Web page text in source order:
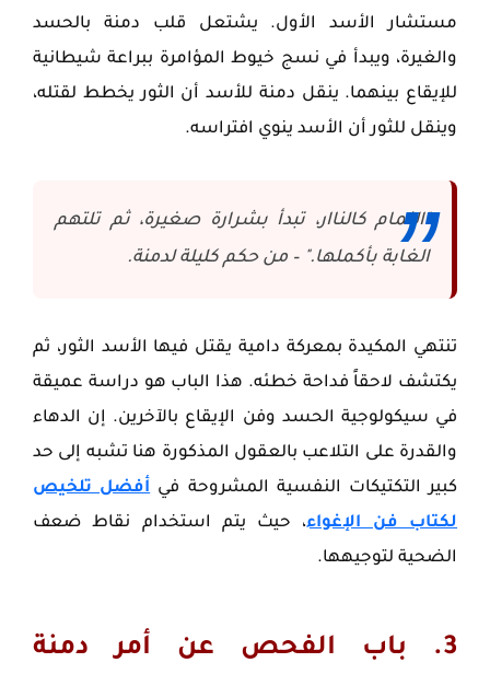
مستشار الأسد الأول. يشتعل قلب دمنة بالحسد
والغيرة، ويبدأ في نسج خيوط المؤامرة ببراعة شيطانية
للإيقاع بينهما. ينقل دمنة للأسد أن الثور يخطط لقتله،
وينقل للثور أن الأسد ينوي افتراسه.
"النمام كالناار، تبدأ بشرارة صغيرة، ثم تلتهم
الغابة بأكملها." – من حكم كليلة لدمنة.
تنتهي المكيدة بمعركة دامية يقتل فيها الأسد الثور، ثم
يكتشف لاحقاً فداحة خطئه. هذا الباب هو دراسة عميقة
في سيكولوجية الحسد وفن الإيقاع بالآخرين. إن الدهاء
والقدرة على التلاعب بالعقول المذكورة هنا تشبه إلى حد
كبير التكتيكات النفسية المشروحة فيأفضل تلخيص
لكتاب فن الإغواء، حيث يتم استخدام نقاط ضعف
الضحية لتوجيهها.
3. باب الفحص عن أمر دمنة